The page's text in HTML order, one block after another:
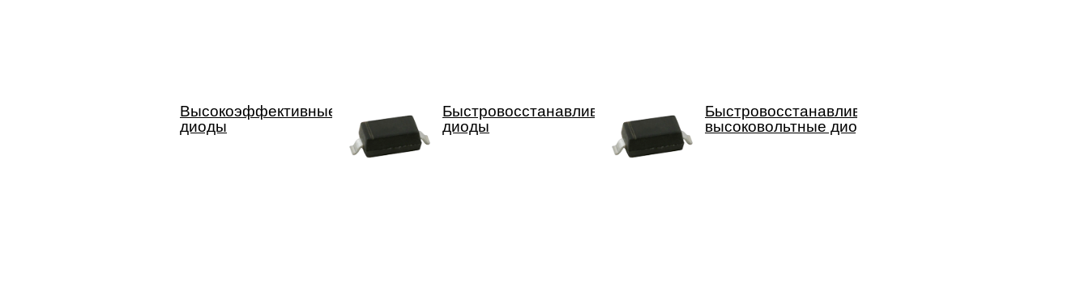
Высокоэффективные
диоды
Быстровосстанавливающие
диоды
Быстровосстанавливающие
высоковольтные диоды